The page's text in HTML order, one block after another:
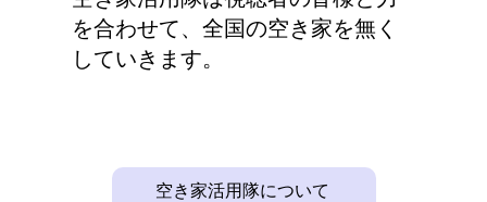
空き家活用隊について
を合わせて、全国の空き家を無く
していきます。